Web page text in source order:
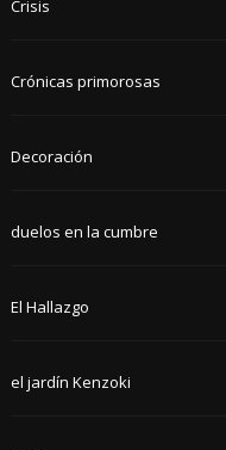
Crisis
Crónicas primorosas
Decoración
duelos en la cumbre
El Hallazgo
el jardín Kenzoki